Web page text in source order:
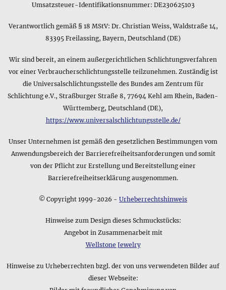
925. Bitte beachten Sie, dass diese Angabe nur die
Details können Sie die genaue Beschreibung des
Produktmaterials weiter oben auf dieser Seite verwenden,
Produkts enthalten kann.
Umsatzsteuer-Identifikationsnummer: DE230625103
Verantwortlich gemäß § 18 MStV: Dr. Christian Weiss, Waldstraße 14,
83395 Freilassing, Bayern, Deutschland (DE)
Wir sind bereit, an einem außergerichtlichen Schlichtungsverfahren
vor einer Verbraucherschlichtungsstelle teilzunehmen. Zuständig ist
die Universalschlichtungsstelle des Bundes am Zentrum für
Schlichtung e.V., Straßburger Straße 8, 77694 Kehl am Rhein, Baden-
Württemberg, Deutschland (DE),
https://www.universalschlichtungsstelle.de/
Unser Unternehmen ist gemäß den gesetzlichen Bestimmungen vom
Anwendungsbereich der Barrierefreiheitsanforderungen und somit
von der Pflicht zur Erstellung und Bereitstellung einer
Barrierefreiheitserklärung ausgenommen.
© Copyright 1999-2026 - Urheberrechtshinweis
Hinweise zum Design dieses Schmuckstücks:
Angebot in Zusammenarbeit mit
Wellstone Jewelry
Hinweise zu Urheberrechten bzgl. der von uns verwendeten Bilder auf
dieser Webseite: